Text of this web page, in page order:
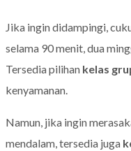
Jika ingin didampingi,
selama 90 menit, dua
Tersedia pilihan kelas
kenyamanan.
Namun, jika ingin
mendalam, tersedia juga